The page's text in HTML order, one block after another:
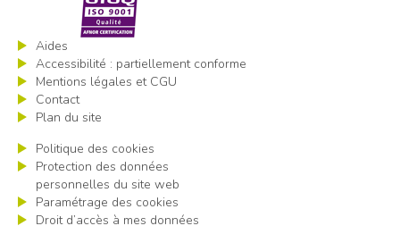
Aides
Accessibilité : partiellement conforme
Mentions légales et CGU
Contact
Plan du site
Politique des cookies
Protection des données
personnelles du site web
Paramétrage des cookies
Droit d’accès à mes données